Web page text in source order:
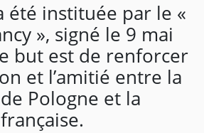
été instituée par le «
», signé le 9 mai
but est de renforcer
et l’amitié entre la
Pologne et la